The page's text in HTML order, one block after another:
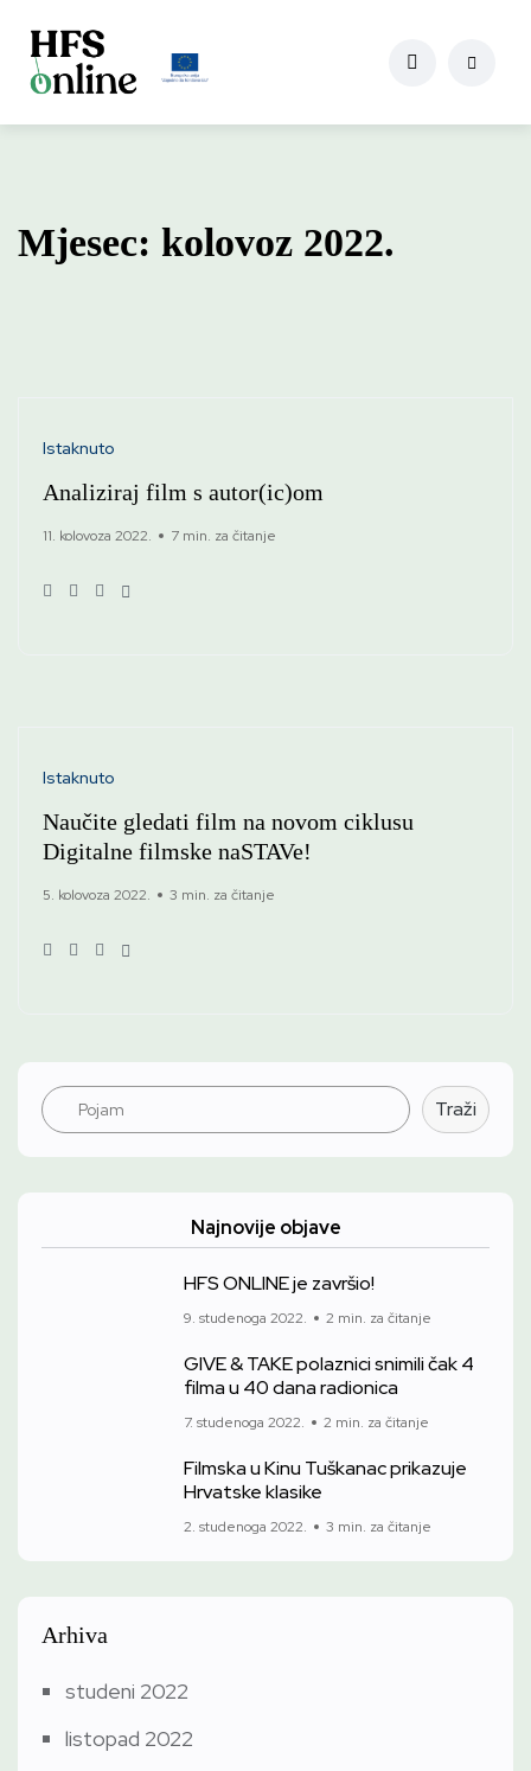
Mjesec: kolovoz 2022.
Istaknuto
Analiziraj film s autor(ic)om
11. kolovoza 2022. 7 min. za čitanje
Istaknuto
Naučite gledati film na novom ciklusu
Digitalne filmske naSTAVe!
5. kolovoza 2022. 3 min. za čitanje
Pretraga Traži
Najnovije objave
HFS ONLINE je završio!
9. studenoga 2022. 2 min. za čitanje
GIVE & TAKE polaznici snimili čak 4
filma u 40 dana radionica
7. studenoga 2022. 2 min. za čitanje
Filmska u Kinu Tuškanac prikazuje
Hrvatske klasike
2. studenoga 2022. 3 min. za čitanje
Arhiva
studeni 2022
listopad 2022